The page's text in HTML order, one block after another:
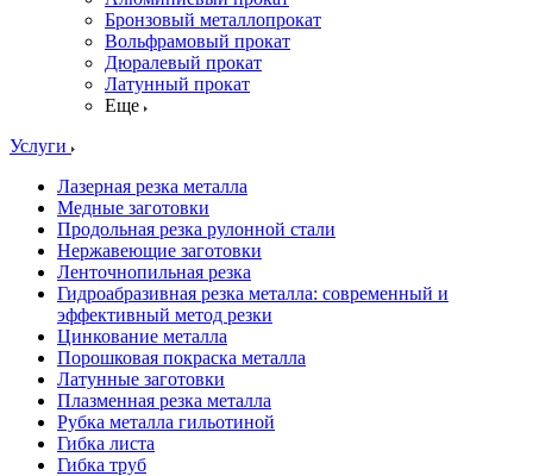
Бронзовый металлопрокат
Вольфрамовый прокат
Дюралевый прокат
Латунный прокат
Еще
Услуги
Лазерная резка металла
Медные заготовки
Продольная резка рулонной стали
Нержавеющие заготовки
Ленточнопильная резка
Гидроабразивная резка металла: современный и
эффективный метод резки
Цинкование металла
Порошковая покраска металла
Латунные заготовки
Плазменная резка металла
Рубка металла гильотиной
Гибка листа
Гибка труб